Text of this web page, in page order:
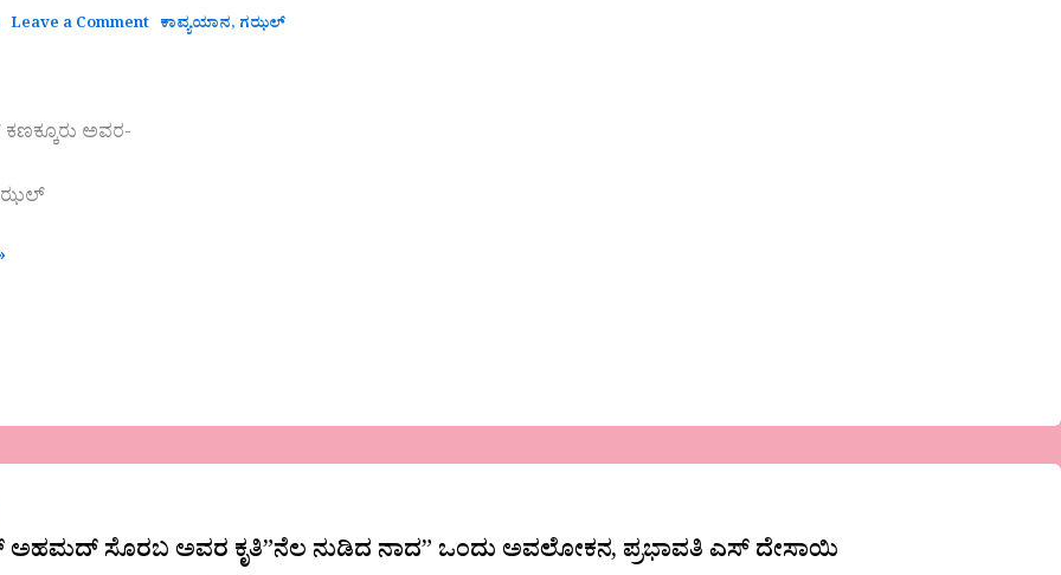
Leave a Comment ಕಾವ್ಯಯಾನ, ಗಝಲ್
ಅವರ-
ಸೊರಬ ಅವರ ಕೃತಿ”ನೆಲ ನುಡಿದ ನಾದ” ಒಂದು ಅವಲೋಕನ, ಪ್ರಭಾವತಿ ಎಸ್ ದೇಸಾಯಿ